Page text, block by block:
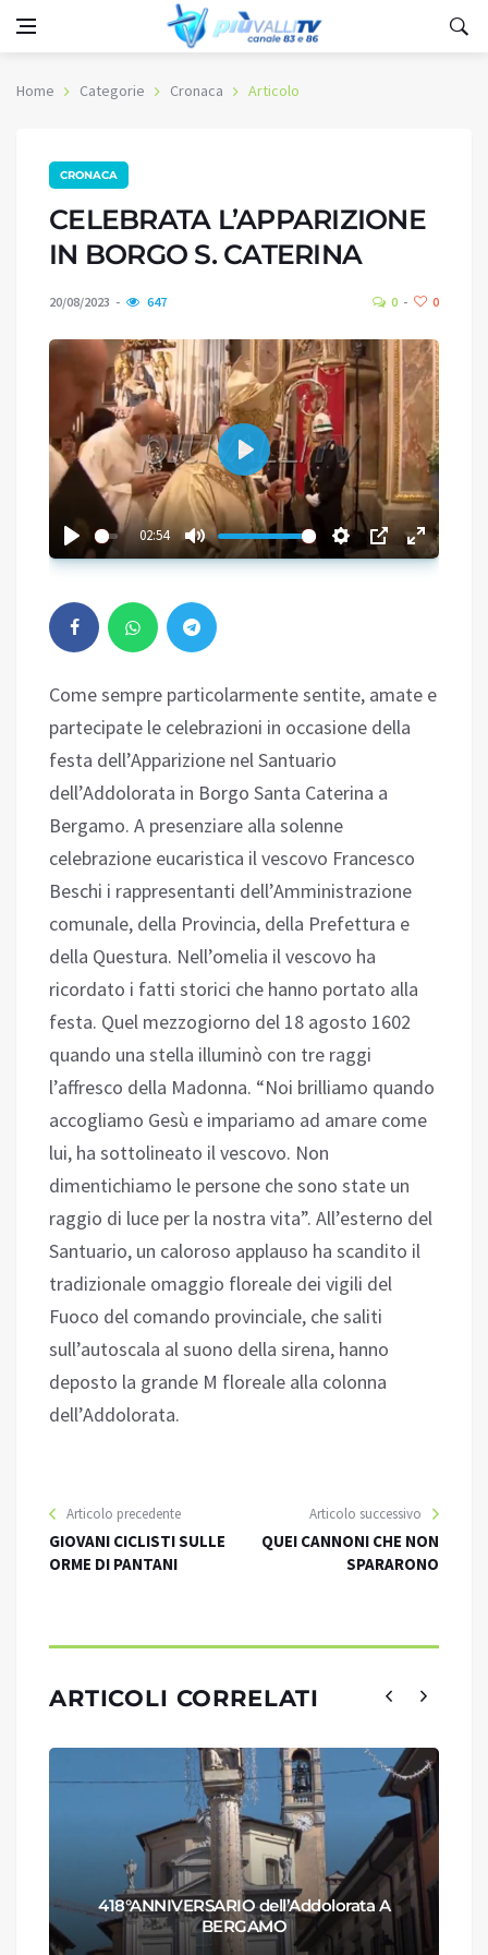
Home Categorie Cronaca Articolo
CRONACA
CELEBRATA L’APPARIZIONE
IN BORGO S. CATERINA
20/08/2023 647 0 0
02:54
Play
Come sempre particolarmente sentite, amate e
partecipate le celebrazioni in occasione della
festa dell’Apparizione nel Santuario
dell’Addolorata in Borgo Santa Caterina a
Bergamo. A presenziare alla solenne
celebrazione eucaristica il vescovo Francesco
Beschi i rappresentanti dell’Amministrazione
comunale, della Provincia, della Prefettura e
della Questura. Nell’omelia il vescovo ha
ricordato i fatti storici che hanno portato alla
festa. Quel mezzogiorno del 18 agosto 1602
quando una stella illuminò con tre raggi
l’affresco della Madonna. “Noi brilliamo quando
accogliamo Gesù e impariamo ad amare come
lui, ha sottolineato il vescovo. Non
dimentichiamo le persone che sono state un
raggio di luce per la nostra vita”. All’esterno del
Santuario, un caloroso applauso ha scandito il
tradizionale omaggio floreale dei vigili del
Fuoco del comando provinciale, che saliti
sull’autoscala al suono della sirena, hanno
deposto la grande M floreale alla colonna
dell’Addolorata.
Articolo precedente
GIOVANI CICLISTI SULLE
ORME DI PANTANI
Articolo successivo
QUEI CANNONI CHE NON
SPARARONO
ARTICOLI CORRELATI
418°ANNIVERSARIO dell’Addolorata A
BERGAMO